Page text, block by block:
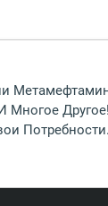
Другое!
Потребности.